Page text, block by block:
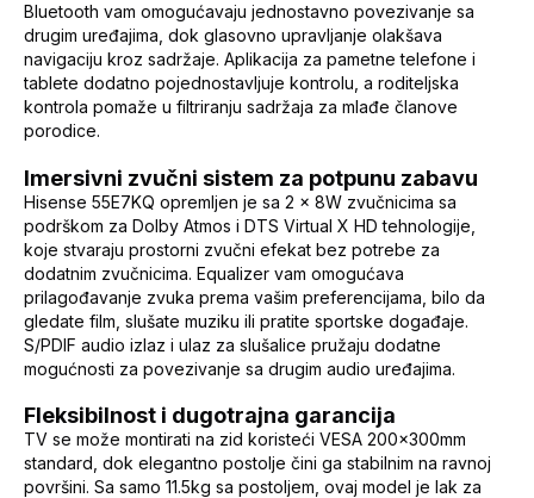
Bluetooth vam omogućavaju jednostavno povezivanje sa
drugim uređajima, dok glasovno upravljanje olakšava
navigaciju kroz sadržaje. Aplikacija za pametne telefone i
tablete dodatno pojednostavljuje kontrolu, a roditeljska
kontrola pomaže u filtriranju sadržaja za mlađe članove
porodice.
Imersivni zvučni sistem za potpunu zabavu
Hisense 55E7KQ opremljen je sa 2 x 8W zvučnicima sa
podrškom za Dolby Atmos i DTS Virtual X HD tehnologije,
koje stvaraju prostorni zvučni efekat bez potrebe za
dodatnim zvučnicima. Equalizer vam omogućava
prilagođavanje zvuka prema vašim preferencijama, bilo da
gledate film, slušate muziku ili pratite sportske događaje.
S/PDIF audio izlaz i ulaz za slušalice pružaju dodatne
mogućnosti za povezivanje sa drugim audio uređajima.
Fleksibilnost i dugotrajna garancija
TV se može montirati na zid koristeći VESA 200x300mm
standard, dok elegantno postolje čini ga stabilnim na ravnoj
površini. Sa samo 11.5kg sa postoljem, ovaj model je lak za